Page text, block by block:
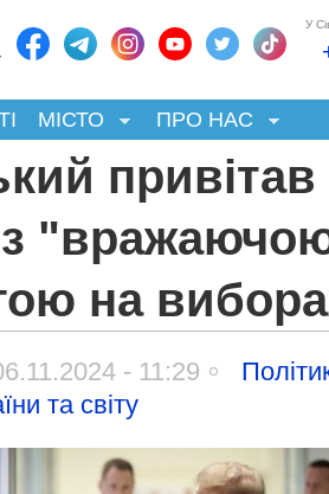
У
МІСТО ПРО НАС
привітав
на
- 11:29
та світу